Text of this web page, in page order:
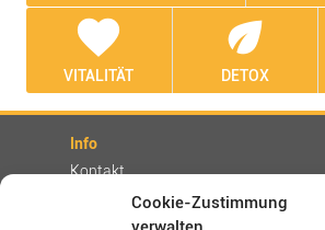
Cookie-Zustimmung
favorite
VITALITÄT
eco
DETOX
Info
Kontakt